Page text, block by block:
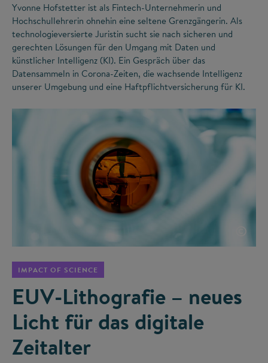
Yvonne Hofstetter ist als Fintech-Unternehmerin und
Hochschullehrerin ohnehin eine seltene Grenzgängerin. Als
technologieversierte Juristin sucht sie nach sicheren und
gerechten Lösungen für den Umgang mit Daten und
künstlicher Intelligenz (KI). Ein Gespräch über das
Datensammeln in Corona-Zeiten, die wachsende Intelligenz
unserer Umgebung und eine Haftpflichtversicherung für KI.
©
IMPACT OF SCIENCE
EUV-Lithografie – neues
Licht für das digitale
Zeitalter